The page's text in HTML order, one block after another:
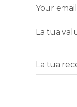
Your
La tua
La tua